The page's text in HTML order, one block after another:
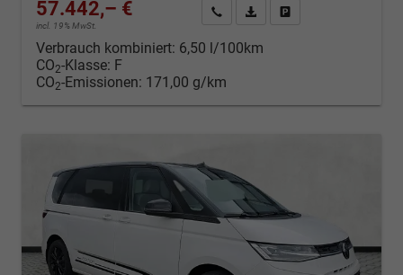
57.442,– €
incl. 19% MwSt.
Kontakt & Angebot anfordern
PDF-Datei, Fahrzeugexposé
Verbrauch kombiniert: 6,50 l/100km
CO2-Klasse: F
CO2-Emissionen: 171,00 g/km